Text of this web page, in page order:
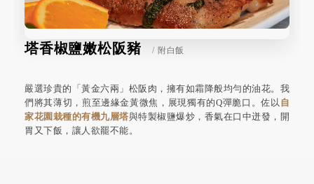
塔香椒鹽嫩松阪豬 / 附白飯
嚴選珍貴的「黃金六兩」松阪肉，擁有如霜降般均勻的油花。我
們將其薄切，煎至邊緣金黃微焦，展現獨有的Q彈脆口。佐以 自
家花園栽種的有機九層塔與特製椒鹽爆炒，香氣在口中迸發，開
胃又下飯，讓人欲罷不能。